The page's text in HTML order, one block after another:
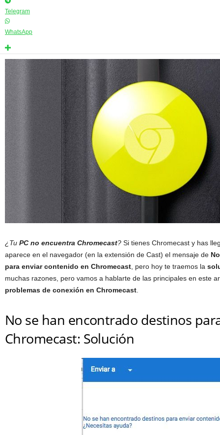
Telegram
WhatsApp
¿Tu PC no encuentra Chromecast? Si tienes Chromecast y has
aparece en el navegador (en la extensión de Cast) el mensaje de
para enviar contenido en Chromecast , pero hoy te traemos la
muchas razones, pero vamos a hablarte de las principales en este
problemas de conexión en Chromecast
No se han encontrado destinos
Chromecast: Solución